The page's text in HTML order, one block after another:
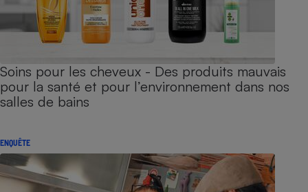
Soins pour les cheveux - Des produits mauvais
pour la santé et pour l’environnement dans nos
salles de bains
ENQUÊTE